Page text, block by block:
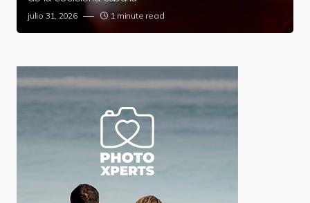
julio 31, 2026 1 minute read